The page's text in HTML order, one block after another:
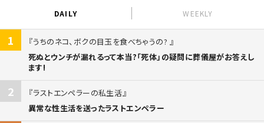
DAILY WEEKLY
1
うちのネコ、ボクの目玉を食べちゃうの?
死ぬとウンチが漏れるって本当?「死体」の疑問に葬儀屋がお答えし
ます!
2
ラストエンペラーの私生活
異常な性生活を送ったラストエンペラー